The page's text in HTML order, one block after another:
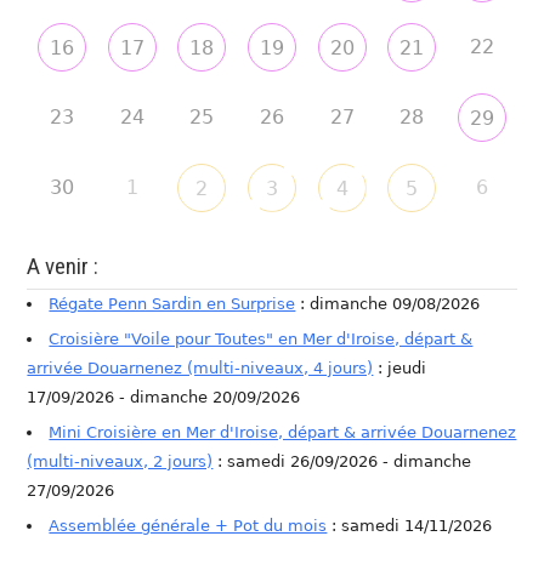
16 17 18 19 20 21 22
23 24 25 26 27 28 29
30 1 2 3 4 5 6
A venir :
Régate Penn Sardin en Surprise : dimanche 09/08/2026
Croisière "Voile pour Toutes" en Mer d'Iroise, départ &
arrivée Douarnenez (multi-niveaux, 4 jours) : jeudi
17/09/2026 - dimanche 20/09/2026
Mini Croisière en Mer d'Iroise, départ & arrivée Douarnenez
(multi-niveaux, 2 jours) : samedi 26/09/2026 - dimanche
27/09/2026
Assemblée générale + Pot du mois : samedi 14/11/2026